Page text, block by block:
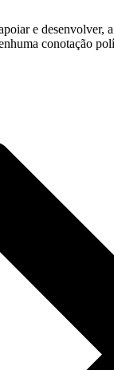
e desenvolver,
conotação